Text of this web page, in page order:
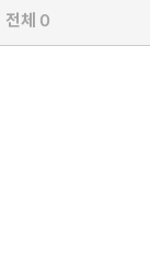
전체 0